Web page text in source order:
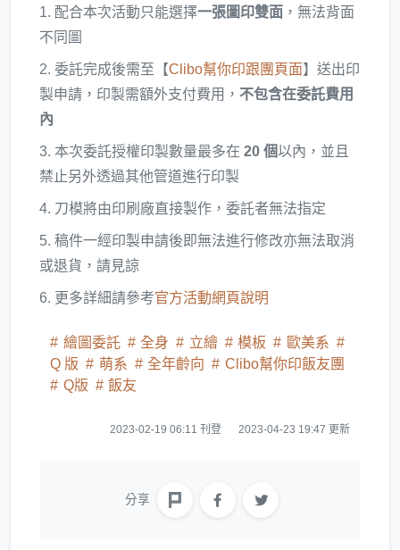
1. 配合本次活動只能選擇一張圖印雙面 ，無法背面
不同圖
2. 委託完成後需至【Clibo幫你印跟團頁面】送出印
製申請，印製需額外支付費用， 不包含在委託費用
內
3. 本次委託授權印製數量最多在 20 個以內，並且
禁止另外透過其他管道進行印製
4. 刀模將由印刷廠直接製作，委託者無法指定
5. 稿件一經印製申請後即無法進行修改亦無法取消
或退貨，請見諒
6. 更多詳細請參考官方活動網頁說明
繪圖委託 全身 立繪 模板
歐美系
Q 版
萌系 全年齡向
Clibo幫你印飯友團
Q版
飯友
2023-02-19 06:11 刊登 2023-04-23 19:47 更新
分享